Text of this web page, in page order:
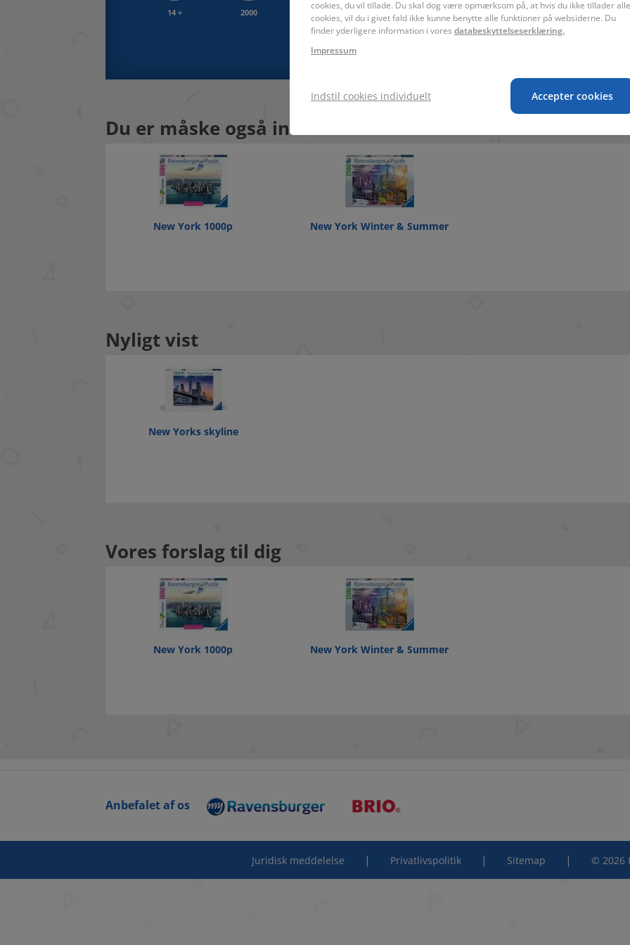
14 + 2000 43 x 30 x 6 cm 98 x 75 x 0,2 cm
Byer
Du er måske også interesseret i:
New York 1000p New York Winter & Summer
Nyligt vist
New Yorks skyline
Vores forslag til dig
New York 1000p New York Winter & Summer
Anbefalet af os
Juridisk meddelelse | Privatlivspolitik | Sitemap | © 2026
cookies, du vil tillade. Du skal dog være opmærksom på, at hvis du ikke tillader alle
cookies, vil du i givet fald ikke kunne benytte alle funktioner på websiderne. Du
finder yderligere information i vores databeskyttelseserklæring.
Impressum
Accepter cookies
Indstil cookies individuelt